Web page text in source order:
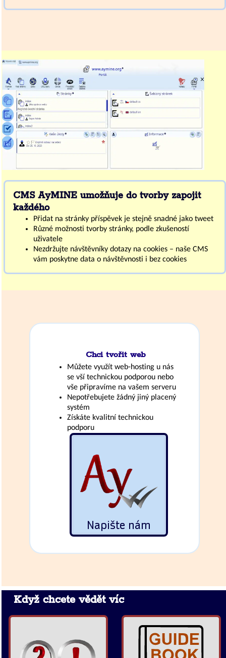
CMS AyMINE umožňuje do tvorby zapojit
každého
Přidat na stránky příspěvek je stejně snadné jako tweet
Různé možnosti tvorby stránky, podle zkušeností
uživatele
Nezdržujte návštěvníky dotazy na cookies – naše CMS
vám poskytne data o návštěvnosti i bez cookies
Chci tvořit web
Můžete využít web-hosting u nás
se vší technickou podporou nebo
vše připravíme na vašem serveru
Nepotřebujete žádný jiný placený
systém
Získáte kvalitní technickou
podporu
Napište nám
Když chcete vědět víc